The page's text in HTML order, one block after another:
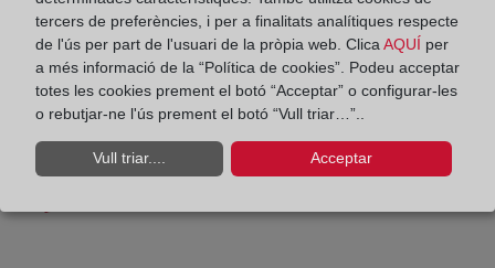
943 67 55 99
tolosa2@registrodelapropiedad.org
Datos del Registrador:
Daniel Enrique Ferrán Del Villar
Delegado de Protección de Datos:
tercers de preferències, i per a finalitats analítiques respecte
de l'ús per part de l'usuari de la pròpia web. Clica AQUÍ per
a més informació de la “Política de cookies”. Podeu acceptar
totes les cookies prement el botó “Acceptar” o configurar-les
o rebutjar-ne l'ús prement el botó “Vull triar…”..
Vull triar.... Acceptar